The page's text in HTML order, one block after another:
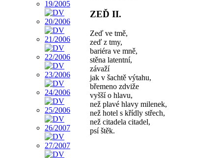
ZEĎ II.
Zeď ve tmě,
zeď z tmy,
bariéra ve mně,
stěna latentní,
závaží
jak v šachtě výtahu,
břemeno zdviže
vyšší o hlavu,
než plavé hlavy milenek,
než hotel s křídly střech,
než citadela citadel,
psí štěk.